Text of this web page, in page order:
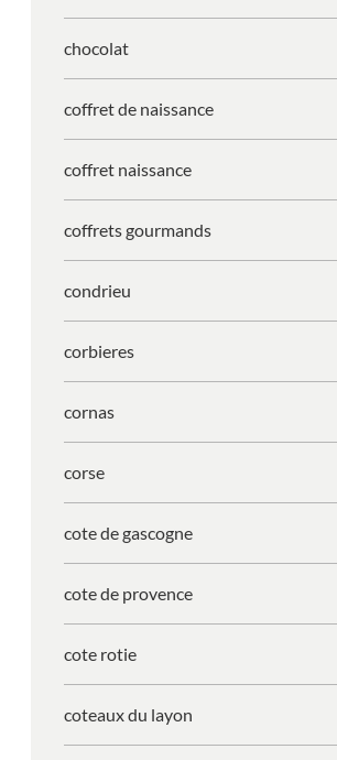
chocolat
coffret de naissance
coffret naissance
coffrets gourmands
condrieu
corbieres
cornas
corse
cote de gascogne
cote de provence
cote rotie
coteaux du layon